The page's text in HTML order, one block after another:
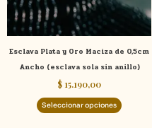
Esclava Plata y Oro Maciza de 0,5cm
Ancho (esclava sola sin anillo)
$ 15.190,00
Seleccionar opciones
se
pueden
elegir
en
la
de